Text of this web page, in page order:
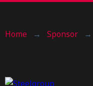
Home → Sponsor →